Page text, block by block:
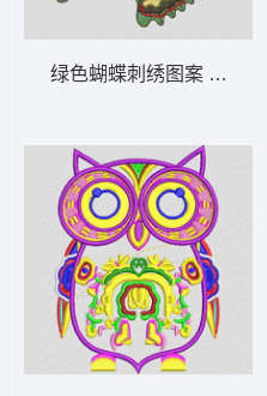
绿色蝴蝶刺绣图案 蝴蝶